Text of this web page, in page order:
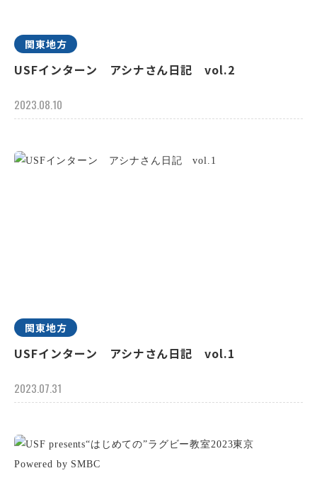
関東地方
USFインターン アシナさん日記 vol.2
2023.08.10
関東地方
USFインターン アシナさん日記 vol.1
2023.07.31